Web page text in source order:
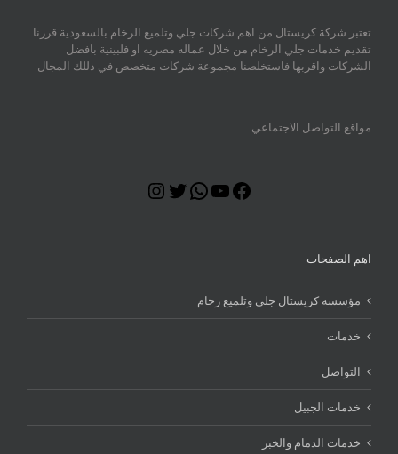
تعتبر شركة كريستال من اهم شركات جلي وتلميع الرخام بالسعودية قررنا
تقديم خدمات جلي الرخام من خلال عماله مصريه او فلبينية بافضل
الشركات واقربها فاستخلصنا مجموعة شركات متخصص في ذللك المجال
مواقع التواصل الاجتماعي
Facebook
YouTube
WhatsApp
Twitter
اهم الصفحات
مؤسسة كريستال جلي وتلميع رخام
خدمات
التواصل
خدمات الجبيل
خدمات الدمام والخبر